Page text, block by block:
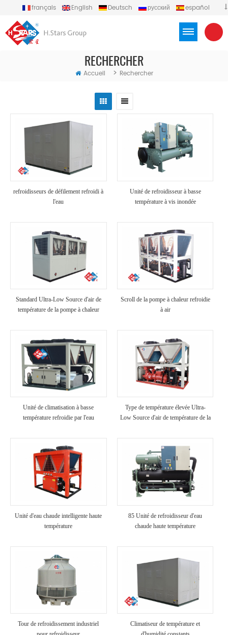
français English Deutsch русский
español
RECHERCHER
Accueil > Rechercher
refroidisseurs de défilement refroidi à
l'eau
Unité de refroidisseur à basse
température à vis inondée
Standard Ultra-Low Source d'air de
température de la pompe à chaleur
Scroll de la pompe à chaleur refroidie
à air
Unité de climatisation à basse
température refroidie par l'eau
Type de température élevée Ultra-
Low Source d'air de température de la
Unité d'eau chaude intelligente haute
température
85 Unité de refroidisseur d'eau
chaude haute température
Tour de refroidissement industriel
Climatiseur de température et